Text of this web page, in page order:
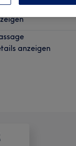
Rückenmassage
anzeigen